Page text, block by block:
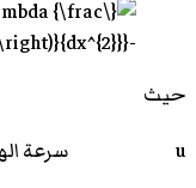
حيث
u
سرعة